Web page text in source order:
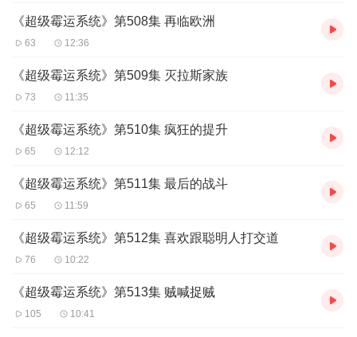
《超级霉运系统》第508集 再临欧洲
63 12:36
《超级霉运系统》第509集 灭拉斯家族
73 11:35
《超级霉运系统》第510集 疯狂的提升
65 12:12
《超级霉运系统》第511集 最后的战斗
65 11:59
《超级霉运系统》第512集 喜欢跟聪明人打交道
76 10:22
《超级霉运系统》第513集 贼喊捉贼
105 10:41